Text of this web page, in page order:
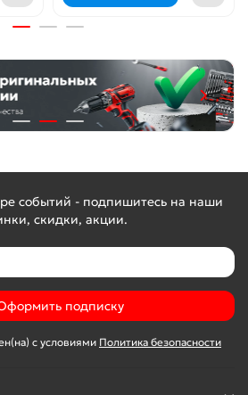
событий - подпишитесь на наши
скидки, акции.
подписку
с условиями Политика безопасности